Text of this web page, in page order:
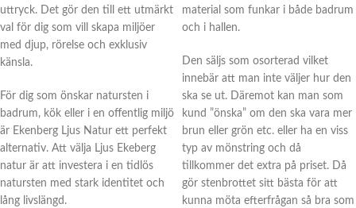
uttryck. Det gör den till ett utmärkt
val för dig som vill skapa miljöer
med djup, rörelse och exklusiv
känsla.
För dig som önskar natursten i
badrum, kök eller i en offentlig miljö
är Ekenberg Ljus Natur ett perfekt
alternativ. Att välja Ljus Ekeberg
natur är att investera i en tidlös
natursten med stark identitet och
lång livslängd.
material som funkar i både badrum
och i hallen.
Den säljs som osorterad vilket
innebär att man inte väljer hur den
ska se ut. Däremot kan man som
kund ”önska” om den ska vara mer
brun eller grön etc. eller ha en viss
typ av mönstring och då
tillkommer det extra på priset. Då
gör stenbrottet sitt bästa för att
kunna möta efterfrågan så bra som